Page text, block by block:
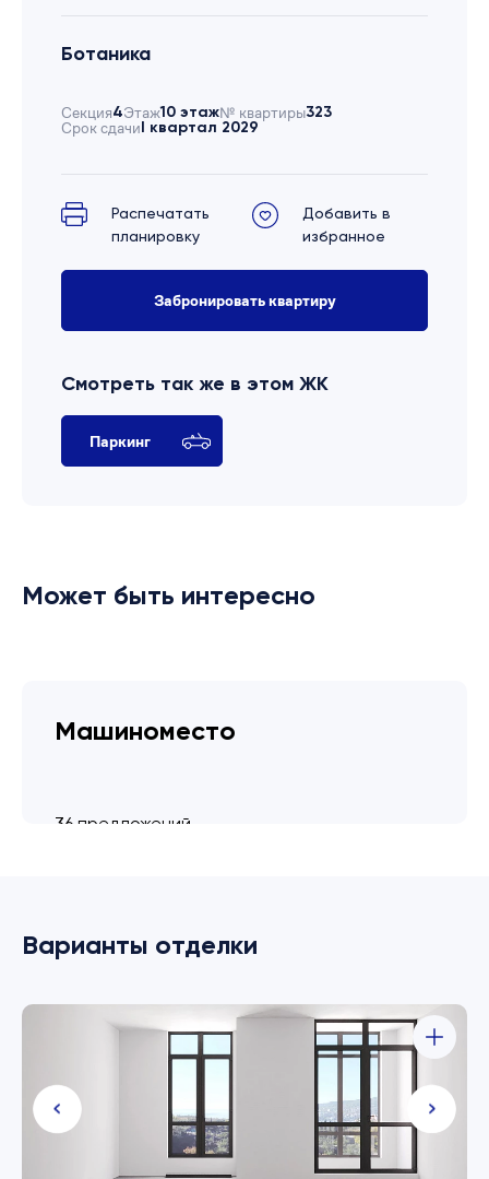
Ботаника
Секция4Этаж10 этаж№ квартиры323
Срок сдачиI квартал 2029
Распечатать
планировку
Добавить в
избранное
Забронировать квартиру
Смотреть так же в этом ЖК
Паркинг
Может быть интересно
Машиноместо
36 предложений
Варианты отделки